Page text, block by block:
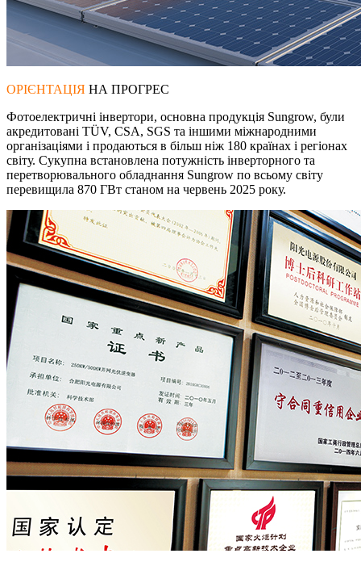
ОРІЄНТАЦІЯ НА ПРОГРЕС
Фотоелектричні інвертори, основна продукція Sungrow, були
акредитовані TÜV, CSA, SGS та іншими міжнародними
організаціями і продаються в більш ніж 180 країнах і регіонах
світу. Сукупна встановлена потужність інверторного та
перетворювального обладнання Sungrow по всьому світу
перевищила 870 ГВт станом на червень 2025 року.